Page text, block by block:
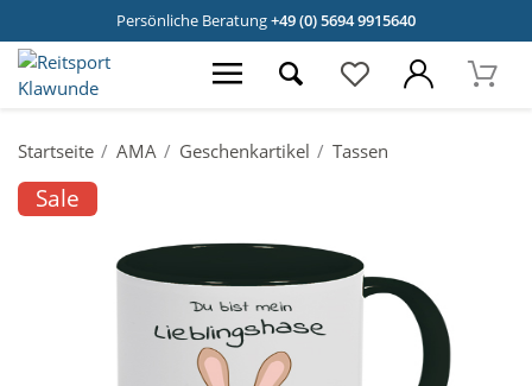
Persönliche Beratung+49 (0) 5694 9915640
Startseite AMA Geschenkartikel Tassen
Sale